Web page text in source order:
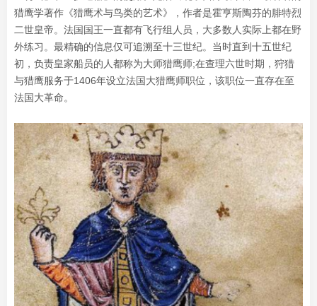
猎鹰学著作《猎鹰术与鸟类的艺术》，作者是霍亨斯陶芬的腓特烈
二世皇帝。法国国王一直都有飞行组人员，大多数人实际上都在野
外练习。最精确的信息仅可追溯至十三世纪。当时直到十五世纪
初，负责皇家船员的人都称为大师猎鹰师;在查理六世时期，狩猎
与猎鹰服务于1406年设立法国大猎鹰师职位，该职位一直存在至
法国大革命。